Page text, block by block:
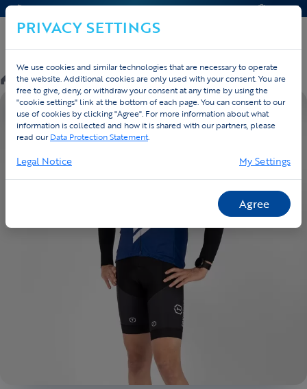
CONTACT & HELP OFFERTE
Custom/Cycling/Producten
EIGEN ONTWERP
PRIVACY SETTINGS
We use cookies and similar technologies that are necessary to operate
the website. Additional cookies are only used with your consent. You are
free to give, deny, or withdraw your consent at any time by using the
"cookie settings" link at the bottom of each page. You can consent to our
use of cookies by clicking "Agree". For more information about what
information is collected and how it is shared with our partners, please
read ourData Protection Statement.
Legal Notice My Settings
Agree